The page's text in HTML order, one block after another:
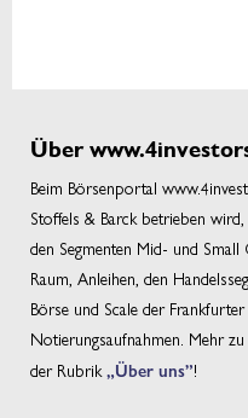
Über
Beim Börsenportal
Stoffels & Barck betrieben
den Segmenten Mid- und
Raum, Anleihen, den
Börse und Scale der
Notierungsaufnahmen. Mehr zu
der Rubrik„Über uns”!